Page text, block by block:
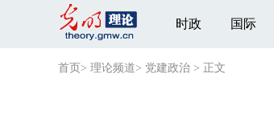
时政 国际
首页 > 理论频道> 党建政治 > 正文